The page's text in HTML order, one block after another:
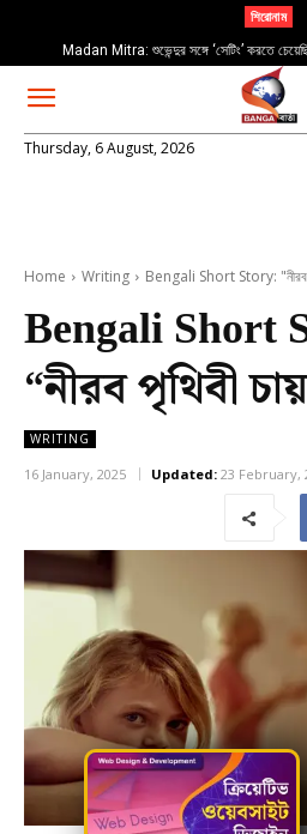
শিরোনাম
Madan Mitra: শুভেন্দুর সঙ্গে ‘সেটিং’ করতে
Thursday, 6 August, 2026
Home Writing Bengali Short Story: "নীরব
Bengali Short
“নীরব পৃথিবী
WRITING
16 January, 2025 Updated: 23 February,